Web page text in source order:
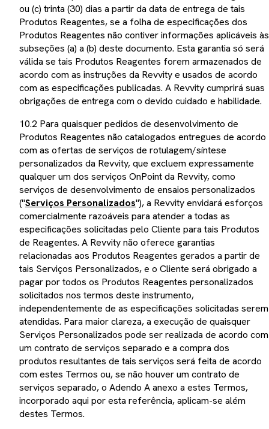
ou (c) trinta (30) dias a partir da data de entrega de tais
Produtos Reagentes, se a folha de especificações dos
Produtos Reagentes não contiver informações aplicáveis às
subseções (a) a (b) deste documento. Esta garantia só será
válida se tais Produtos Reagentes forem armazenados de
acordo com as instruções da Revvity e usados de acordo
com as especificações publicadas. A Revvity cumprirá suas
obrigações de entrega com o devido cuidado e habilidade.
10.2 Para quaisquer pedidos de desenvolvimento de
Produtos Reagentes não catalogados entregues de acordo
com as ofertas de serviços de rotulagem/síntese
personalizados da Revvity, que excluem expressamente
qualquer um dos serviços OnPoint da Revvity, como
serviços de desenvolvimento de ensaios personalizados
("Serviços Personalizados"), a Revvity envidará esforços
comercialmente razoáveis para atender a todas as
especificações solicitadas pelo Cliente para tais Produtos
de Reagentes. A Revvity não oferece garantias
relacionadas aos Produtos Reagentes gerados a partir de
tais Serviços Personalizados, e o Cliente será obrigado a
pagar por todos os Produtos Reagentes personalizados
solicitados nos termos deste instrumento,
independentemente de as especificações solicitadas serem
atendidas. Para maior clareza, a execução de quaisquer
Serviços Personalizados pode ser realizada de acordo com
um contrato de serviços separado e a compra dos
produtos resultantes de tais serviços será feita de acordo
com estes Termos ou, se não houver um contrato de
serviços separado, o Adendo A anexo a estes Termos,
incorporado aqui por esta referência, aplicam-se além
destes Termos.